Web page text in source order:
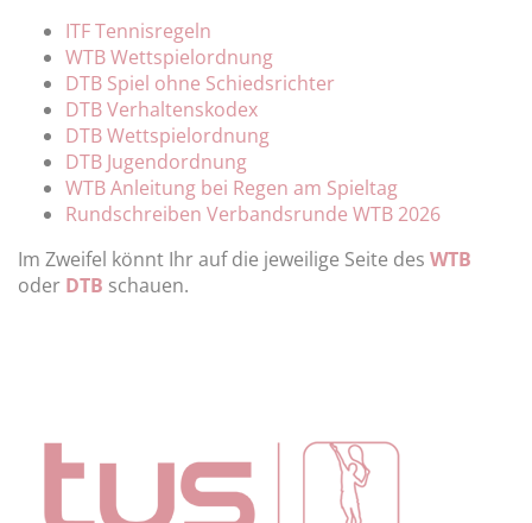
ITF Tennisregeln
WTB Wettspielordnung
DTB Spiel ohne Schiedsrichter
DTB Verhaltenskodex
DTB Wettspielordnung
DTB Jugendordnung
WTB Anleitung bei Regen am Spieltag
Rundschreiben Verbandsrunde WTB 2026
Im Zweifel könnt Ihr auf die jeweilige Seite des WTB
oder DTB schauen.